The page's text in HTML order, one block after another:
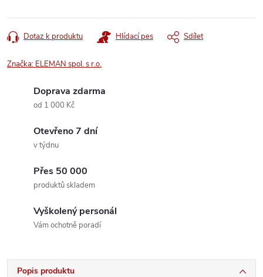
Dotaz k produktu Hlídací pes Sdílet
Značka: ELEMAN spol. s r.o.
Doprava zdarma
od 1 000 Kč
Otevřeno 7 dní
v týdnu
Přes 50 000
produktů skladem
Vyškolený personál
Vám ochotně poradí
Popis produktu